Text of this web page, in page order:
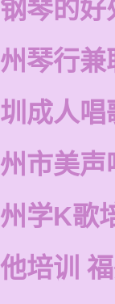
琴的好
琴行兼
成人
市美声
学K歌
培训